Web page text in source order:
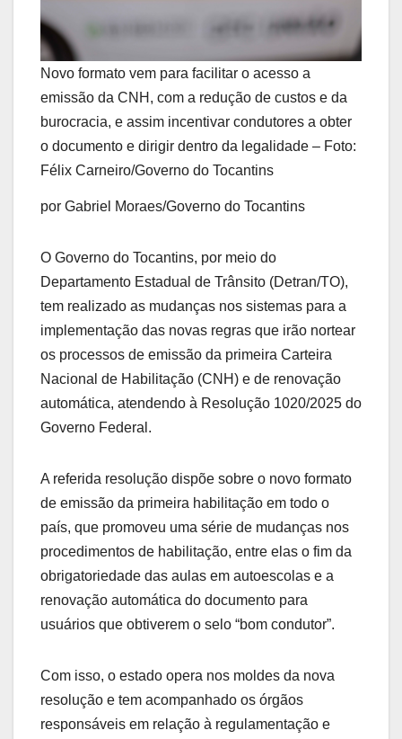
Novo formato vem para facilitar o acesso a
emissão da CNH, com a redução de custos e da
burocracia, e assim incentivar condutores a obter
o documento e dirigir dentro da legalidade – Foto:
Félix Carneiro/Governo do Tocantins
por Gabriel Moraes/Governo do Tocantins
O Governo do Tocantins, por meio do
Departamento Estadual de Trânsito (Detran/TO),
tem realizado as mudanças nos sistemas para a
implementação das novas regras que irão nortear
os processos de emissão da primeira Carteira
Nacional de Habilitação (CNH) e de renovação
automática, atendendo à Resolução 1020/2025 do
Governo Federal.
A referida resolução dispõe sobre o novo formato
de emissão da primeira habilitação em todo o
país, que promoveu uma série de mudanças nos
procedimentos de habilitação, entre elas o fim da
obrigatoriedade das aulas em autoescolas e a
renovação automática do documento para
usuários que obtiverem o selo “bom condutor”.
Com isso, o estado opera nos moldes da nova
resolução e tem acompanhado os órgãos
responsáveis em relação à regulamentação e